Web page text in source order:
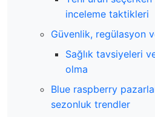
inceleme taktikleri
Güvenlik, regülasyon
Sağlık tavsiyeleri
olma
Blue raspberry
sezonluk trendler